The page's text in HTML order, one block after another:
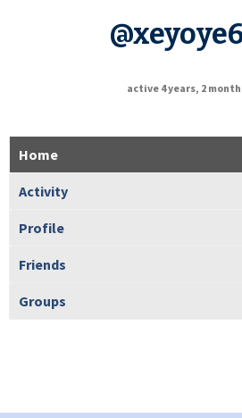
active 4 years, 2
Home
Activity
Profile
Friends
Groups